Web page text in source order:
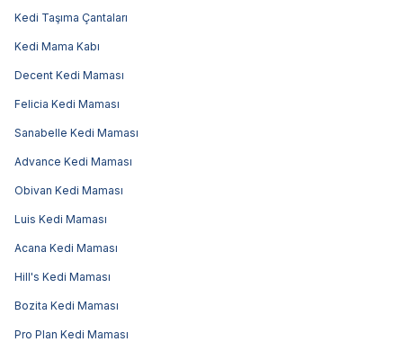
Kedi Taşıma Çantaları
Kedi Mama Kabı
Decent Kedi Maması
Felicia Kedi Maması
Sanabelle Kedi Maması
Advance Kedi Maması
Obivan Kedi Maması
Luis Kedi Maması
Acana Kedi Maması
Hill's Kedi Maması
Bozita Kedi Maması
Pro Plan Kedi Maması